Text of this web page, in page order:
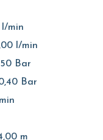
l/min
l/min
Bar
Bar
m